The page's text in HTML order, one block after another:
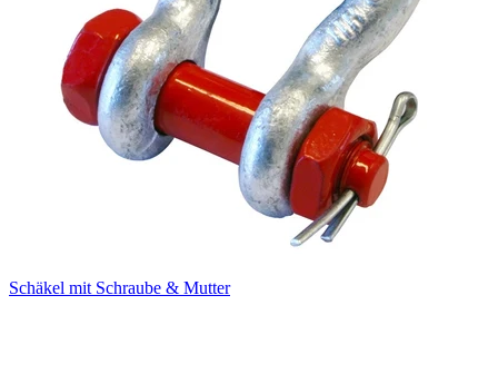
Schäkel mit Schraube & Mutter